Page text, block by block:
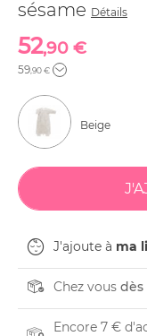
sésame Détails
52,90 €
59,90 €
Beige
J'ajoute à ma
Chez vous dès
Encore 7 €